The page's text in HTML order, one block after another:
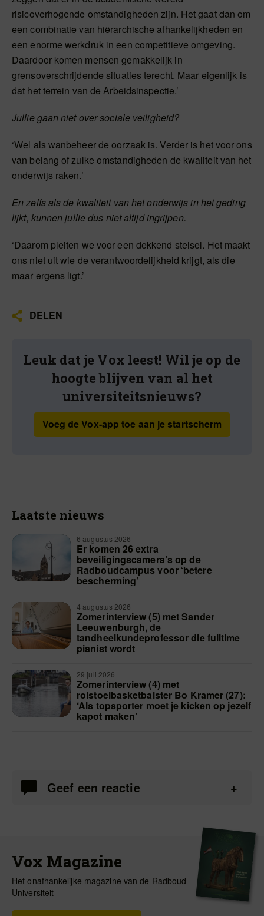
risicoverhogende omstandigheden zijn. Het gaat dan om
een combinatie van hiërarchische afhankelijkheden en
een enorme werkdruk in een competitieve omgeving.
Daardoor komen mensen gemakkelijk in
grensoverschrijdende situaties terecht. Maar eigenlijk is
dat het terrein van de Arbeidsinspectie.’
Jullie gaan niet over sociale veiligheid?
‘Wel als wanbeheer de oorzaak is. Verder is het voor ons
van belang of zulke omstandigheden de kwaliteit van het
onderwijs raken.’
En zelfs als de kwaliteit van het onderwijs in het geding
lijkt, kunnen jullie dus niet altijd ingrijpen.
‘Daarom pleiten we voor een dekkend stelsel. Het maakt
ons niet uit wie de verantwoordelijkheid krijgt, als die
maar ergens ligt.’
DELEN
Leuk dat je Vox leest! Wil je op de
hoogte blijven van al het
universiteitsnieuws?
Voeg de Vox-app toe aan je startscherm
Laatste nieuws
6 augustus 2026
Er komen 26 extra
beveiligingscamera’s op de
Radboudcampus voor ‘betere
bescherming’
4 augustus 2026
Zomerinterview (5) met Sander
Leeuwenburgh, de
tandheelkundeprofessor die fulltime
pianist wordt
29 juli 2026
Zomerinterview (4) met
rolstoelbasketbalster Bo Kramer (27):
‘Als topsporter moet je kicken op jezelf
kapot maken’
Geef een reactie
Vox Magazine
Het onafhankelijke magazine van de Radboud
Universiteit